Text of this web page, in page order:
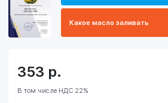
Какое масло заливать
353 р.
В том числе НДС 22%